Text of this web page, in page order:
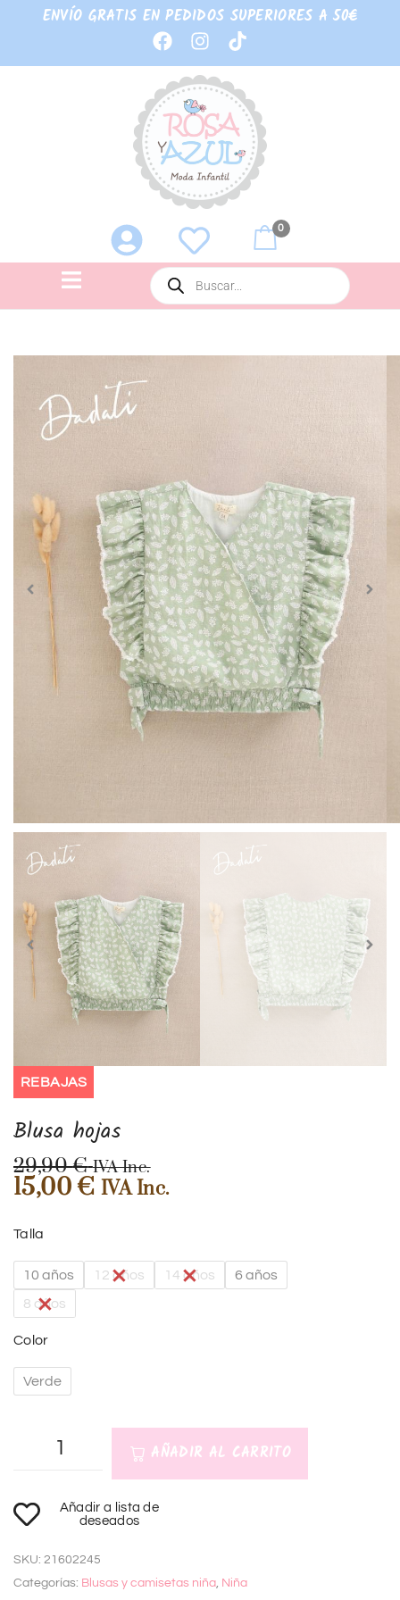
ENVÍO GRATIS EN PEDIDOS SUPERIORES A 50€
0
REBAJAS
Blusa hojas
29,90€ IVA Inc.
15,00€ IVA Inc.
Talla
10 años 12 años 14 años
6 años
8 años
Color
Verde
AÑADIR AL CARRITO
l
e
r
Añadir a lista de
deseados
SKU: 21602245
Categorías: Blusas y camisetas niña, Niña